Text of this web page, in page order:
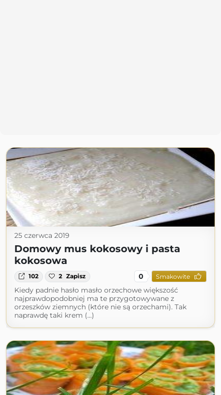
25 czerwca 2019
Domowy mus kokosowy i pasta
kokosowa
102 2 Zapisz 0 Smakowite
Kiedy padnie hasło masło orzechowe większość
najprawdopodobniej ma te przygotowywane z
orzeszków ziemnych (które nie są orzechami). Tak
naprawdę taki krem (...)